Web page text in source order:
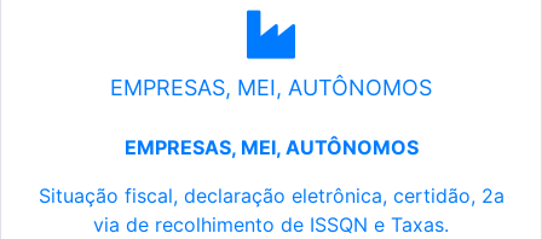
EMPRESAS, MEI, AUTÔNOMOS
EMPRESAS, MEI, AUTÔNOMOS
Situação fiscal, declaração eletrônica, certidão, 2a
via de recolhimento de ISSQN e Taxas.